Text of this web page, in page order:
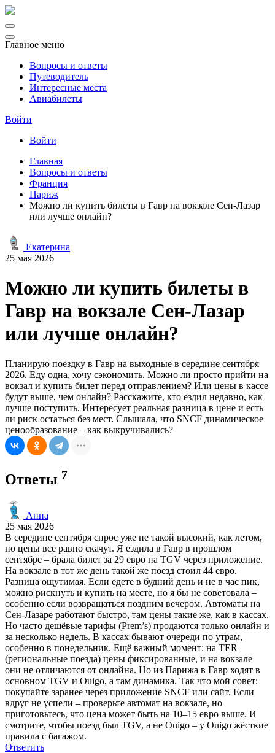
Главное меню
Вопросы и ответы
Путеводитель
Интересные места
Авиабилеты
Войти
Войти
Главная
Вопросы и ответы
Франция
Париж
Можно ли купить билеты в Гавр на вокзале Сен-Лазар
или лучше онлайн?
Екатерина
25 мая 2026
Можно ли купить билеты в
Гавр на вокзале Сен-Лазар
или лучше онлайн?
Планирую поездку в Гавр на выходные в середине сентября
2026. Еду одна, хочу сэкономить. Можно ли просто прийти на
вокзал и купить билет перед отправлением? Или цены в кассе
будут выше, чем онлайн? Расскажите, кто ездил недавно, как
лучше поступить. Интересует реальная разница в цене и есть
ли риск остаться без мест. Слышала, что SNCF динамическое
ценообразование – как выкручивались?
Ответы 7
Анна
25 мая 2026
В середине сентября спрос уже не такой высокий, как летом,
но цены всё равно скачут. Я ездила в Гавр в прошлом
сентябре – брала билет за 29 евро на TGV через приложение.
На вокзале в тот же день такой же поезд стоил 44 евро.
Разница ощутимая. Если едете в будний день и не в час пик,
можно рискнуть и купить на месте, но я бы не советовала –
особенно если возвращаться поздним вечером. Автоматы на
Сен-Лазаре работают быстро, там цены такие же, как в кассах.
Но часто дешёвые тарифы (Prem’s) продаются только онлайн и
за несколько недель. В кассах бывают очереди по утрам,
особенно в понедельник. Ещё важный момент: на TER
(региональные поезда) цены фиксированные, и на вокзале
они не отличаются от онлайна. Но из Парижа в Гавр ходят в
основном TGV и Ouigo, а там динамика. Так что мой совет:
покупайте заранее через приложение SNCF или сайт. Если
вдруг не успели – проверьте автомат на вокзале, но
приготовьтесь, что цена может быть на 10–15 евро выше. И
смотрите, чтобы поезд был TGV, а не Ouigo – у Ouigo жёсткие
правила с багажом.
Ответить